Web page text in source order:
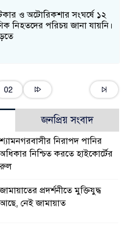
ও অটোরিকশার সংঘর্ষে ১২
নিহতদের পরিচয় জানা যায়নি।
02
জনপ্রিয় সংবাদ
নিরাপদ পানির
নিশ্চিত করতে হাইকোর্টের
প্রদর্শনীতে মুক্তিযুদ্ধ
নেই জামায়াত